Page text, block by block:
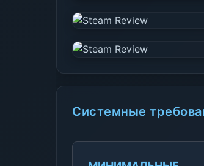
Системные